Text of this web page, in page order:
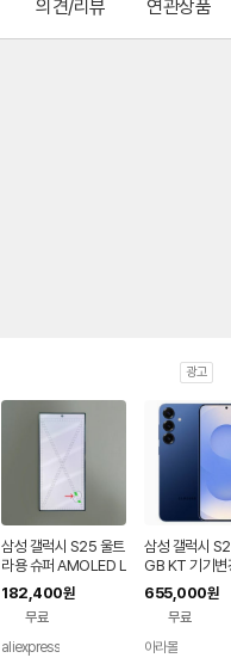
의견/리뷰 연관상품
광고
삼성 갤럭시 S25 울트
라용 슈퍼 AMOLED L
CD 디스플레이 터치
스크린 디지타이저 어
셈블리 (S25U) - 불량
품
182,400원
무료
aliexpress
삼성 갤럭시
GB KT 기기변
655,000원
무료
아라몰